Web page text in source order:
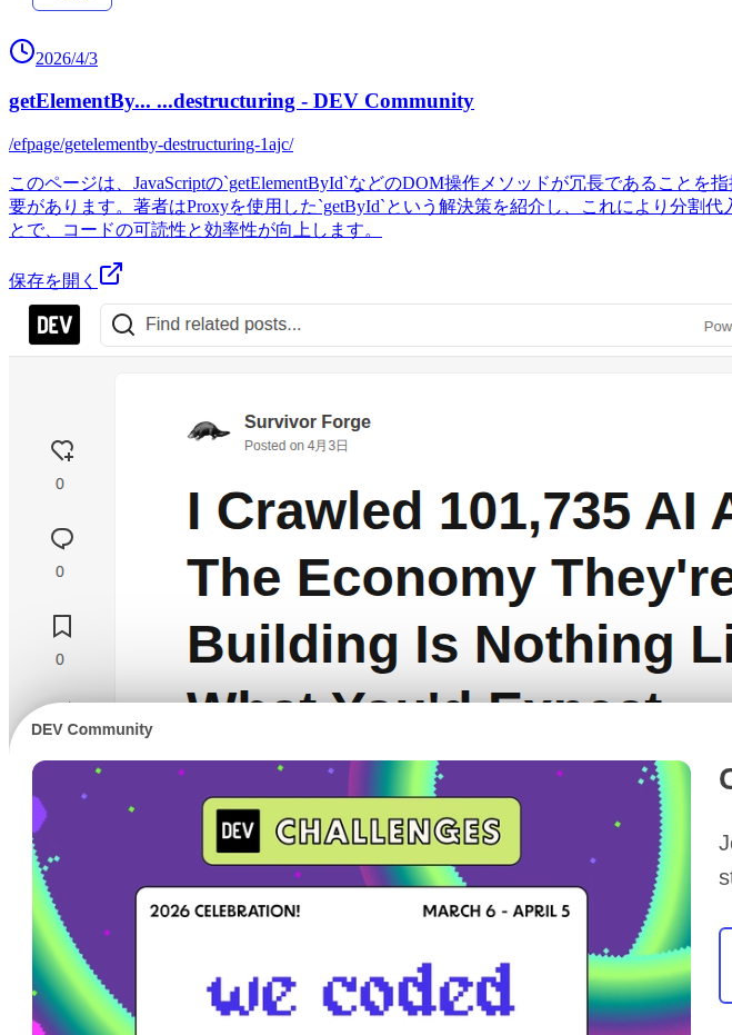
2026/4/3
getElementBy... ...destructuring - DEV Community
/efpage/getelementby-destructuring-1ajc/
このページは、JavaScriptの`getElementById`などのDOM操作メソッドが冗長であること
要があります。著者はProxyを使用した`getById`という解決策を紹介し、これにより分割
とで、コードの可読性と効率性が向上します。
保存を開く